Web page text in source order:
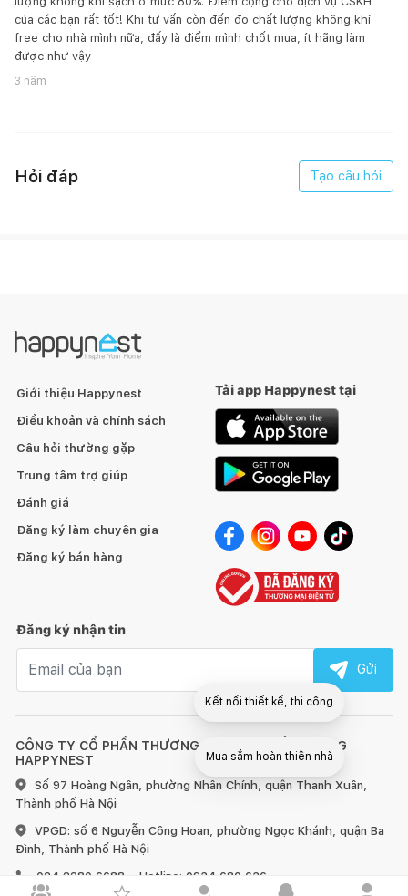
của các bạn rất tốt! Khi tư vấn còn đến đo chất lượng không khí
free cho nhà mình nữa, đấy là điểm mình chốt mua, ít hãng làm
được như vậy
3 năm
Hỏi đáp Tạo câu hỏi
CÔNG TY CỔ PHẦN THƯƠNG MẠI & TRUYỀN THÔNG
HAPPYNEST
Số 97 Hoàng Ngân, phường Nhân Chính, quận Thanh Xuân,
Thành phố Hà Nội
VPGD: số 6 Nguyễn Công Hoan, phường Ngọc Khánh, quận Ba
Đình, Thành phố Hà Nội
024 2280 6688
Hotline: 0934 680 636
Giới thiệu Happynest
Điều khoản và chính sách
Câu hỏi thường gặp
Trung tâm trợ giúp
Đánh giá
Đăng ký làm chuyên gia
Đăng ký bán hàng
Tải app Happynest tại
Đăng ký nhận tin
Gửi
Kết nối thiết kế, thi công
Mua sắm hoàn thiện nhà